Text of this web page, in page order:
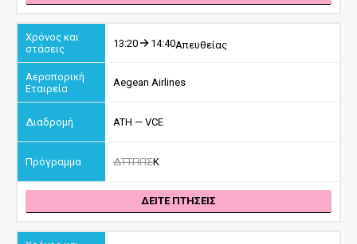
13:20 14:40Απευθείας
Aegean Airlines
ATH — VCE
ΔΤΤΠΠΣΚ
ΔΕΙΤΕ ΠΤΗΣΕΙΣ